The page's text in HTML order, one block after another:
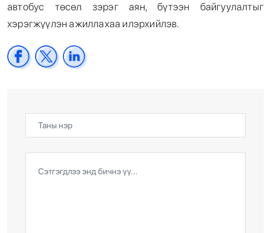
автобус төсөл зэрэг аян, бүтээн байгуулалтыг
хэрэгжүүлэн ажиллахаа илэрхийлэв.